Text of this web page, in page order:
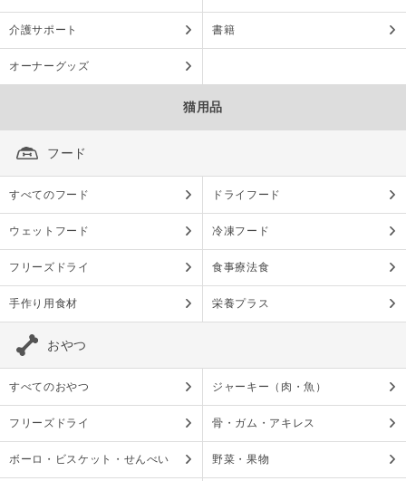
介護サポート 書籍
オーナーグッズ
猫用品
フード
すべてのフード ドライフード
ウェットフード 冷凍フード
フリーズドライ 食事療法食
手作り用食材 栄養プラス
おやつ
すべてのおやつ ジャーキー（肉・魚）
フリーズドライ 骨・ガム・アキレス
ボーロ・ビスケット・せんべい 野菜・果物